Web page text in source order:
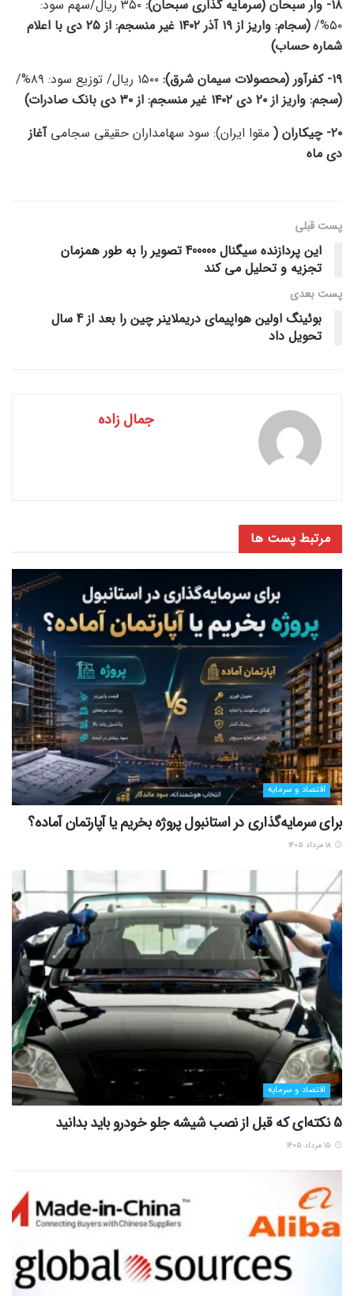
۱۸- وار سبحان (سرمایه گذاری سبحان):
۳۵۰ ریال/سهم سود:
۵۰%/
(سجام: واریز از ۱۹ آذر ۱۴۰۲ غیر منسجم: از ۲۵ دی با اعلام
شماره حساب)
۱۹- کفرآور (محصولات سیمان شرق):
(سجم: واریز از ۲۰ دی ۱۴۰۲ غیر منسجم: از ۳۰ دی بانک صادرات)
۲۰- چیکاران (
مقوا ایران): سود سهامداران حقیقی سجامیآغاز
دی ماه
پست قبلی
این پردازنده سیگنال 400000 تصویر را به طور همزمان
تجزیه و تحلیل می کند
پست‌ بعدی
بوئینگ اولین هواپیمای دریملاینر چین را بعد از 4 سال
تحویل داد
جمال زاده
مرتبط پست ها
اقتصاد و سرمایه
برای سرمایه‌گذاری در استانبول پروژه بخریم یا آپارتمان آماده؟
اقتصاد و سرمایه
5 نکته‌ای که قبل از نصب شیشه جلو خودرو باید بدانید